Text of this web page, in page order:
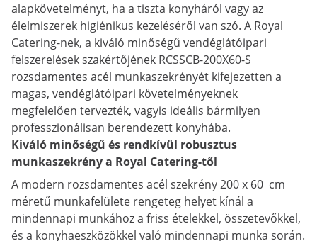
alapkövetelményt, ha a tiszta konyháról vagy az
élelmiszerek higiénikus kezeléséről van szó. A Royal
Catering-nek, a kiváló minőségű vendéglátóipari
felszerelések szakértőjének RCSSCB-200X60-S
rozsdamentes acél munkaszekrényét kifejezetten a
magas, vendéglátóipari követelményeknek
megfelelően tervezték, vagyis ideális bármilyen
professzionálisan berendezett konyhába.
Kiváló minőségű és rendkívül robusztus
munkaszekrény a Royal Catering-től
A modern rozsdamentes acél szekrény 200 x 60 cm
méretű munkafelülete rengeteg helyet kínál a
mindennapi munkához a friss ételekkel, összetevőkkel,
és a konyhaeszközökkel való mindennapi munka során.